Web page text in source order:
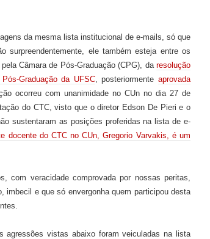
ns da mesma lista institucional de e-mails, só que
surpreendentemente ele tambémesteja entre os
pela Câmara de Pós-Graduação (CPG) daresolução
Graduação da UFSC, posteriormente aprovada
ocorreu com unanimidade no CUn no dia 27 de
do CTC, visto que o diretor Edson De Pieri e o
sustentaram as posições proferidas na listade e-
docente do CTC no CUn, Gregorio Varvakis, é um
com veracidade comprovadapor nossas peritas,
imbecil e quesó envergonha quem participou desta
vistas abaixo foram veiculadas na lista